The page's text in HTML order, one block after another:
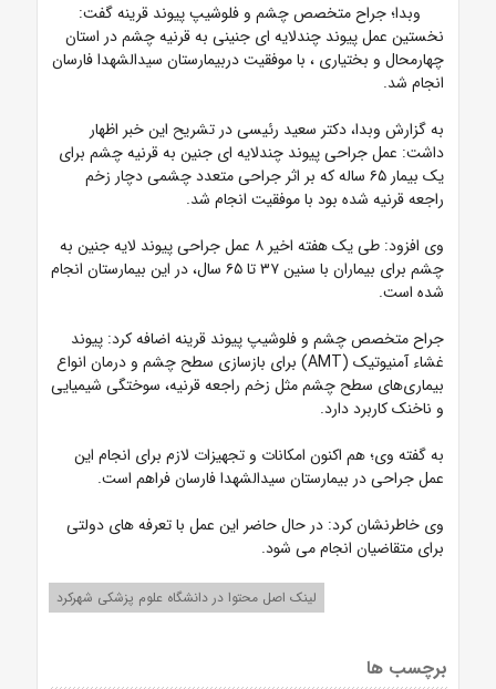
وبدا؛ جراح متخصص چشم و فلوشیپ پیوند قرینه گفت:
نخستین عمل پیوند چندلایه ای جنینی به قرنیه چشم در استان
چهارمحال و بختیاری ، با موفقیت دربیمارستان سیدالشهدا فارسان
انجام شد.
به گزارش وبدا، دکتر سعید رئیسی در تشریح این خبر اظهار
داشت: عمل جراحی پیوند چندلایه ای جنین به قرنیه چشم برای
یک بیمار ۶۵ ساله که بر اثر جراحی متعدد چشمی دچار زخم
راجعه قرنیه شده بود با موفقیت انجام شد.
وی افزود: طی یک هفته اخیر ۸ عمل جراحی پیوند لایه جنین به
چشم برای بیماران با سنین ۳۷ تا ۶۵ سال، در این بیمارستان انجام
شده است.
جراح متخصص چشم و فلوشیپ پیوند قرینه اضافه کرد: پیوند
غشاء آمنیوتیک (AMT) برای بازسازی سطح چشم و درمان انواع
بیماری‌های سطح چشم مثل زخم راجعه قرنیه، سوختگی شیمیایی
و ناخنک کاربرد دارد.
به گفته وی؛ هم اکنون امکانات و تجهیزات لازم برای انجام این
عمل جراحی در بیمارستان سیدالشهدا فارسان فراهم است.
وی خاطرنشان کرد: در حال حاضر این عمل با تعرفه های دولتی
برای متقاضیان انجام می شود.
لینک اصل محتوا در دانشگاه علوم پزشکی شهرکرد
برچسب ها